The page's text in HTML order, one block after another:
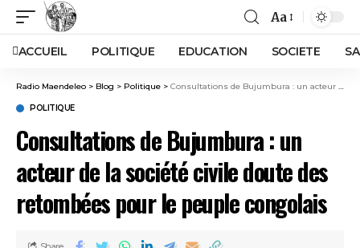
Aa
ACCUEIL POLITIQUE EDUCATION SOCIETE
Radio Maendeleo > Blog > Politique > Consultations de Bujumbura : un acteur de la société civile doute des retombées pour le peuple congolais
POLITIQUE
Consultations de Bujumbura : un
acteur de la société civile doute des
retombées pour le peuple congolais